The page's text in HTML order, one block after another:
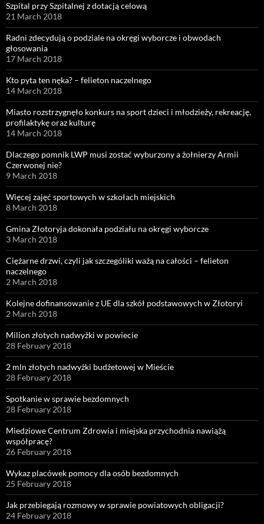
Szpital przy Szpitalnej z dotacją celową
21 March 2018
Radni zdecydują o podziale na okręgi wyborcze i obwodach
głosowania
17 March 2018
Kto pyta ten nęka? – felieton naczelnego
14 March 2018
Miasto rozstrzygnęło konkurs na sport dzieci i młodzieży, rekreację,
profilaktykę oraz kulturę
14 March 2018
Dlaczego pomnik LWP musi zostać wyburzony a żołnierzy Armii
Czerwonej nie?
9 March 2018
Więcej zajęć sportowych w szkołach miejskich
8 March 2018
Gmina Złotoryja dokonała podziału na okręgi wyborcze
3 March 2018
Ciężarne drzwi, czyli jak szczególiki ważą na całości – felieton
naczelnego
2 March 2018
Kolejne dofinansowanie z UE dla szkół podstawowych w Złotoryi
2 March 2018
Milion złotych nadwyżki w powiecie
28 February 2018
2 mln złotych nadwyżki budżetowej w Mieście
28 February 2018
Spotkanie w sprawie bezdomnych
28 February 2018
Miedziowe Centrum Zdrowia i miejska przychodnia nawiążą
współpracę?
26 February 2018
Wykaz placówek pomocy dla osób bezdomnych
25 February 2018
Jak przebiegają rozmowy w sprawie powiatowych obligacji?
24 February 2018